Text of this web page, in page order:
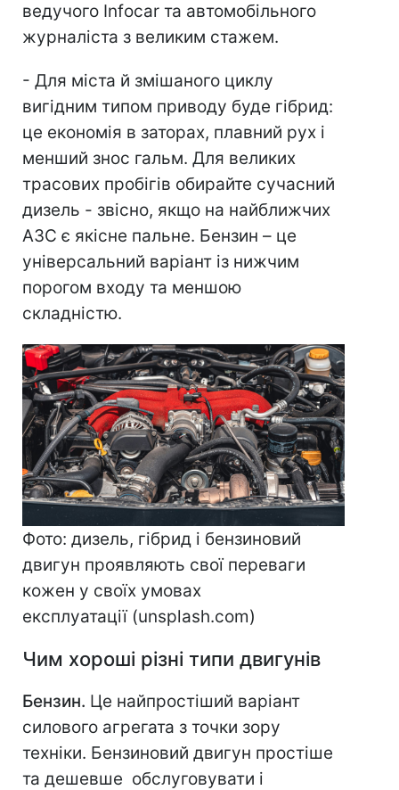
ведучого Infocar та автомобільного
журналіста з великим стажем.
- Для міста й змішаного циклу
вигідним типом приводу буде гібрид:
це економія в заторах, плавний рух і
менший знос гальм. Для великих
трасових пробігів обирайте сучасний
дизель - звісно, якщо на найближчих
АЗС є якісне пальне. Бензин – це
універсальний варіант із нижчим
порогом входу та меншою
складністю.
Фото: дизель, гібрид і бензиновий
двигун проявляють свої переваги
кожен у своїх умовах
експлуатації (unsplash.com)
Чим хороші різні типи двигунів
Бензин. Це найпростіший варіант
силового агрегата з точки зору
техніки. Бензиновий двигун простіше
та дешевше обслуговувати і